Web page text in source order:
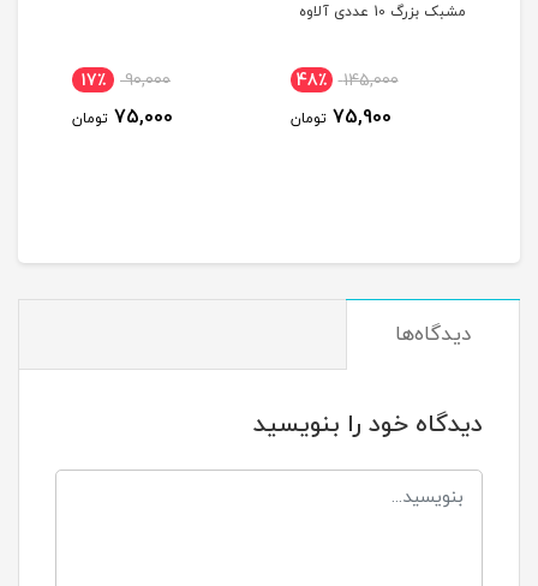
مشبک بزرگ 10 عددی آلاوه
145,000 48٪
75,900 تومان
90,000 17٪
75,000 تومان
دیدگاه‌ها
دیدگاه خود را بنویسید